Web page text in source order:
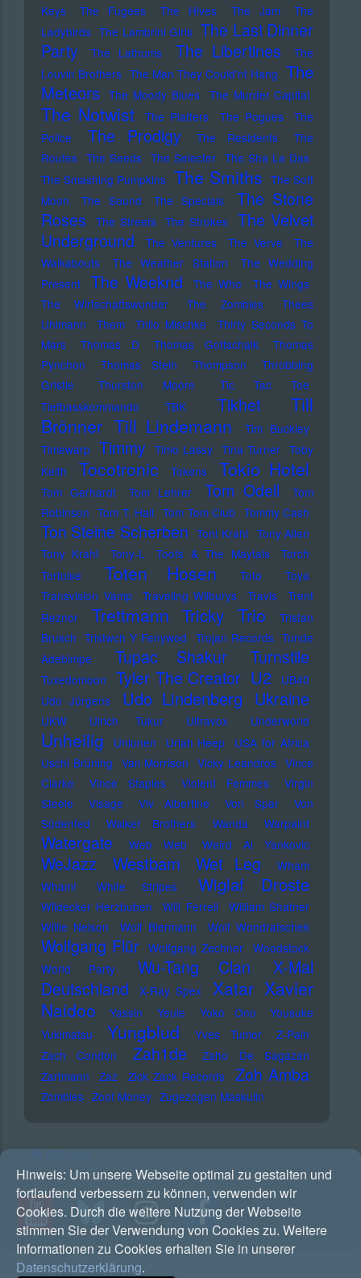
Keys
The Fugees The Hives The Jam
The
Ladybirds The Lambrini Girls The Last Dinner
Party
The Lathums The Libertines
The
Louvin Brothers The Man They Could'nt Hang The
Meteors The Moody Blues The Murder Capital
The Notwist The Platters The Pogues
The
Police
The Prodigy The Residents
The
Routes The Seeds The Selecter The Sha La Das
The Smashing Pumpkins The Smiths The Soft
Moon
The Sound The Specials
The Stone
Roses
The Streets The Strokes
The Velvet
Underground
The Ventures The Verve
The
Walkabouts
The Weather Station
The Wedding
Present
The Weeknd The Who
The Wings
The Wirtschaftswunder
The Zombies
Thees
Uhlmann
Them Thilo Mischke
Thirty Seconds To
Mars
Thomas D Thomas Gottschalk
Thomas
Pynchon
Thomas Stein Thompson
Throbbing
Gristle
Thurston Moore
Tic Tac Toe
Tiefbasskommando TBK
Tikhet
Till
Brönner Till Lindemann
Tim Buckley
Timewarp Timmy Timo Lassy Tina Turner Toby
Keith
Tocotronic Tokens Tokio Hotel
Tom Gerhardt Tom Lehrer Tom Odell
Tom
Robinson Tom T. Hall Tom Tom Club Tommy Cash
Ton Steine Scherben Toni Krahl Tony Allen
Tony Krahl
Tony-L Toots & The Maytals
Torch
Tortoise
Toten Hosen Toto
Toya
Transvision Vamp
Traveling Wilburys Travis
Trent
Reznor
Trettmann Tricky Trio
Tristan
Brusch Tristwch Y Fenywod Trojan Records Tunde
Adebimpe
Tupac Shakur Turnstile
Tuxedomoon Tyler The Creator U2
UB40
Udo Jürgens
Udo Lindenberg Ukraine
UKW Ulrich Tukur Ultravox Underworld
Unheilig Unionen Uriah Heep
USA for Africa
Uschi Brüning Van Morrison Vicky Leandros Vince
Clarke
Vince Staples Violent Femmes
Virgin
Steele
Visage Viv Albertine Von Spar
Von
Südenfed
Walker Brothers Wanda Warpaint
Watergate Web Web Weird Al Yankovic
WeJazz Westbam Wet Leg
Wham
Wham!
White Stripes Wiglaf Droste
Wildecker Herzbuben Will Ferrell
William Shatner
Willie Nelson
Wolf Biermann Wolf Wondratschek
Wolfgang Flür Wolfgang Zechner
Woodstock
World Party
Wu-Tang Clan
X-Mal
Deutschland
X-Ray Spex Xatar Xavier
Naidoo
Yassin Yeule Yoko Ono
Yousuke
Yukimatsu
Yungblud Yves Tumor
Z-Pain
Zach Condon
Zah1de
Zaho De Sagazan
Zartmann
Zaz Zick Zack Records Zoh Amba
Zombies Zoot Money Zugezogen Maskulin
Hinweis: Um unsere Webseite optimal zu gestalten und
fortlaufend verbessern zu können, verwenden wir
Cookies. Durch die weitere Nutzung der Webseite
stimmen Sie der Verwendung von Cookies zu. Weitere
Informationen zu Cookies erhalten Sie in unserer
Datenschutzerklärung.